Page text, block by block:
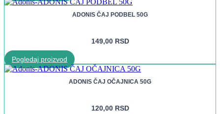
ADONIS ČAJ PODBEL 50G
149,00 RSD
Pogledaj proizvod
ADONIS ČAJ OČAJNICA 50G
120,00 RSD